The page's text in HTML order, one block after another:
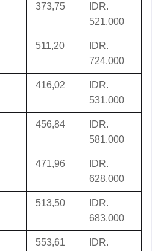
373,75
IDR.
521.000
511,20
IDR.
724.000
416,02
IDR.
531.000
456,84
IDR.
581.000
471,96
IDR.
628.000
513,50
IDR.
683.000
553,61
IDR.